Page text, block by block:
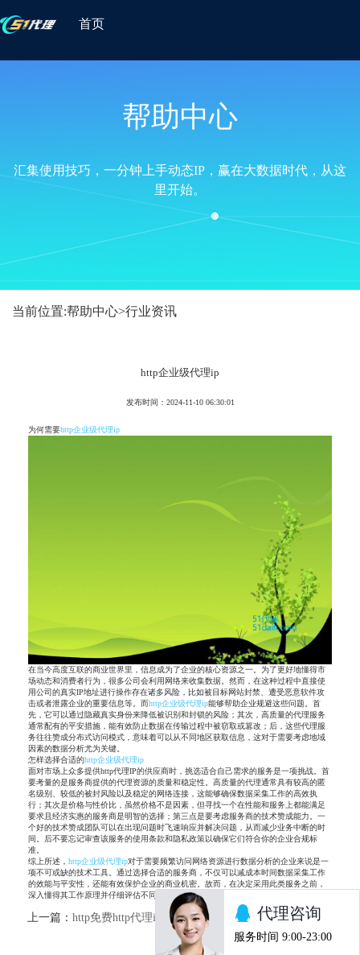
首页
帮助中心
汇集使用技巧，一分钟上手动态IP，赢在大数据时代，从这
里开始。
当前位置:帮助中心>行业资讯
http企业级代理ip
发布时间：2024-11-10 06:30:01
为何需要http企业级代理ip
在当今高度互联的商业世界里，信息成为了企业的核心资源之一。为了更好地懂得市
场动态和消费者行为，很多公司会利用网络来收集数据。然而，在这种过程中直接使
用公司的真实IP地址进行操作存在诸多风险，比如被目标网站封禁、遭受恶意软件攻
击或者泄露企业的重要信息等。而http企业级代理ip能够帮助企业规避这些问题。首
先，它可以通过隐藏真实身份来降低被识别和封锁的风险；其次，高质量的代理服务
通常配有的平安措施，能有效防止数据在传输过程中被窃取或篡改；后，这些代理服
务往往赞成分布式访问模式，意味着可以从不同地区获取信息，这对于需要考虑地域
因素的数据分析尤为关键。
怎样选择合适的http企业级代理ip
面对市场上众多提供http代理IP的供应商时，挑选适合自己需求的服务是一项挑战。首
要考量的是服务商提供的代理资源的质量和稳定性。高质量的代理通常具有较高的匿
名级别、较低的被封风险以及稳定的网络连接，这能够确保数据采集工作的高效执
行；其次是价格与性价比，虽然价格不是因素，但寻找一个在性能和服务上都能满足
要求且经济实惠的服务商是明智的选择；第三点是要考虑服务商的技术赞成能力。一
个好的技术赞成团队可以在出现问题时飞速响应并解决问题，从而减少业务中断的时
间。后不要忘记审查该服务的使用条款和隐私政策以确保它们符合你的企业合规标
准。
综上所述， http企业级代理ip对于需要频繁访问网络资源进行数据分析的企业来说是一
项不可或缺的技术工具。通过选择合适的服务商，不仅可以减成本时间数据采集工作
的效能与平安性，还能有效保护企业的商业机密。故而，在决定采用此类服务之前，
深入懂得其工作原理并仔细评估不同供应商的特点是非常必要的步骤。
上一篇： http免费http代理ip 下一篇： 怎么选择国内优质HTTP代理IP